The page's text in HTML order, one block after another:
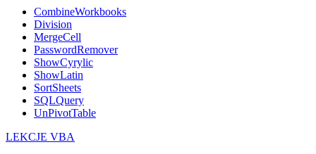
CombineWorkbooks
Division
MergeCell
PasswordRemover
ShowCyrylic
ShowLatin
SortSheets
SQLQuery
UnPivotTable
LEKCJE VBA